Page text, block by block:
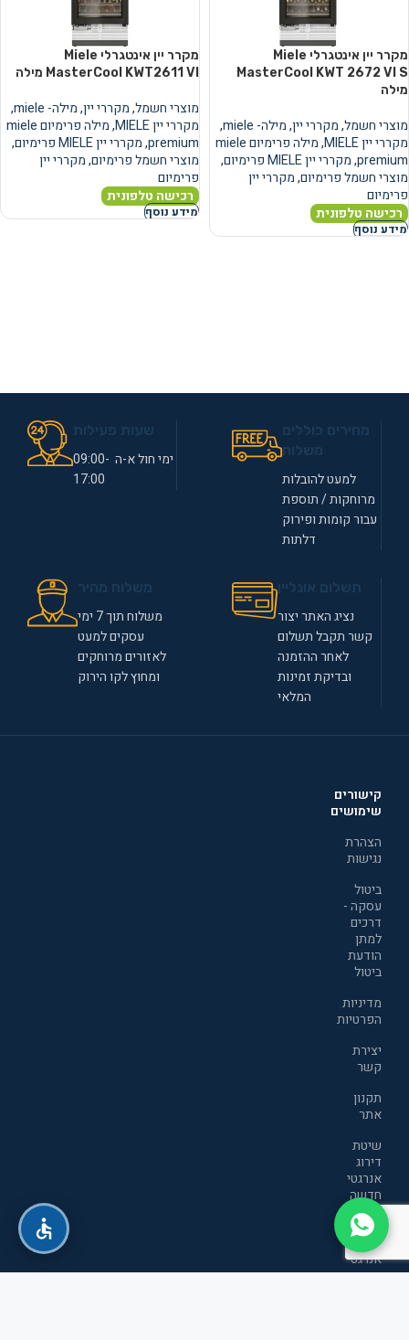
מקרר יין אינטגרלי Miele
MasterCool KWT 2672 VI S
מילה
מוצרי חשמל,מקררי יין,מילה- miele
,
מקררי יין MIELE
,
מילה פרימיום miele
premium
,מקררי יין MIELE פרימיום
,
מוצרי חשמל פרימיום,מקררי יין
פרימיום
רכישה טלפונית
מידע נוסף
מקרר יין אינטגרלי Miele
MasterCool KWT2611 VI מילה
מוצרי חשמל,מקררי יין,מילה- miele
,
מקררי יין MIELE
,
מילה פרימיום miele
premium
,מקררי יין MIELE פרימיום
,
מוצרי חשמל פרימיום,מקררי יין
פרימיום
רכישה טלפונית
מידע נוסף
למעט להובלות
מרוחקות / תוספת
עבור קומות ופירוק
דלתות
ימי חול א-ה 09:00-
17:00
נציג האתר יצור
קשר תקבל תשלום
לאחר ההזמנה
ובדיקת זמינות
המלאי
משלוח תוך 7 ימי
עסקים למעט
לאזורים מרוחקים
ומחוץ לקו הירוק
קישורים
שימושים
הצהרת
נגישות
ביטול
עסקה -
דרכים
למתן
הודעת
ביטול
מדיניות
הפרטיות
יצירת
קשר
תקנון
אתר
שיטת
דירוג
אנרגטי
חדשה
שיטת
דירוג
אנרגטי
חדשה